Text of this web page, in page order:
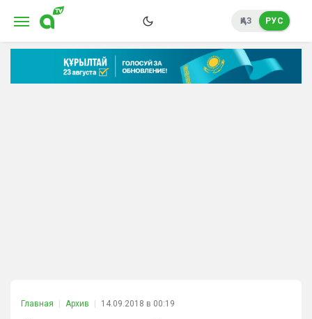
ҚАЗ РУС
Главная Архив 14.09.2018 в 00:19